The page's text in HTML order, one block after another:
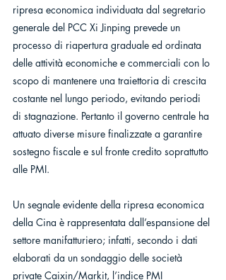
ripresa economica individuata dal segretario
generale del PCC Xi Jinping prevede un
processo di riapertura graduale ed ordinata
delle attività economiche e commerciali con lo
scopo di mantenere una traiettoria di crescita
costante nel lungo periodo, evitando periodi
di stagnazione. Pertanto il governo centrale ha
attuato diverse misure finalizzate a garantire
sostegno fiscale e sul fronte credito soprattutto
alle PMI.
Un segnale evidente della ripresa economica
della Cina è rappresentata dall’espansione del
settore manifatturiero; infatti, secondo i dati
elaborati da un sondaggio delle società
private Caixin/Markit, l’indice PMI